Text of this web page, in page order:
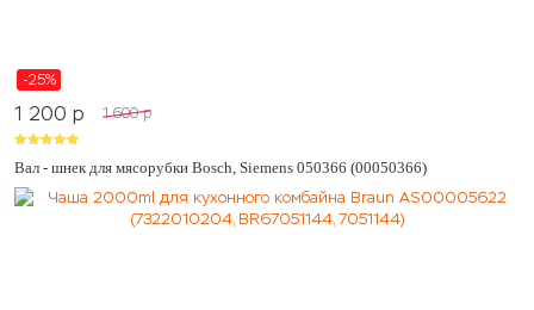
-25%
1 200 p 1 600 p
Вал - шнек для мясорубки Bosch, Siemens 050366 (00050366)